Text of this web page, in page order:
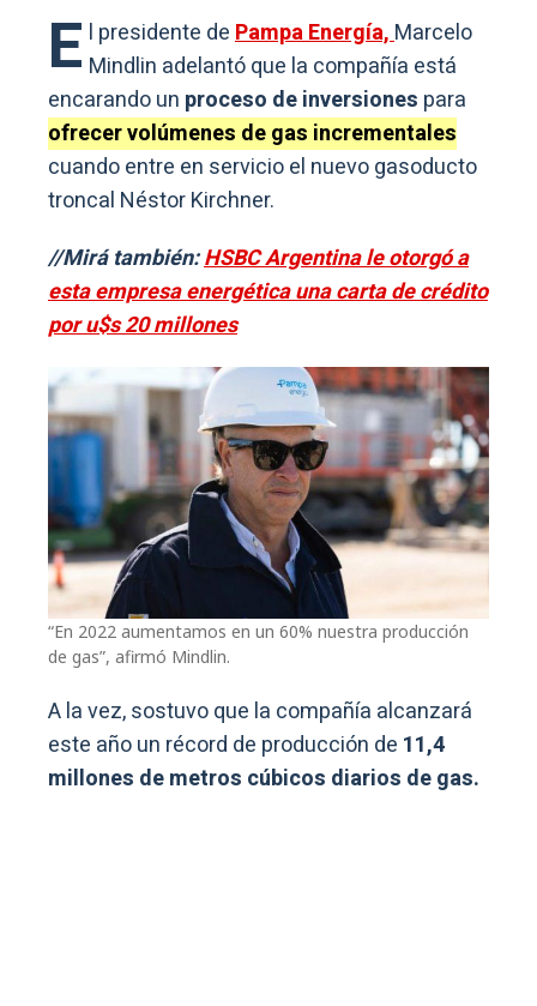
E l presidente dePampa Energía,Marcelo
Mindlin adelantó que la compañía está
encarando un proceso de inversiones para
ofrecer volúmenes de gas incrementales
cuando entre en servicio el nuevo gasoducto
troncal Néstor Kirchner.
//Mirá también:HSBC Argentina le otorgó a
esta empresa energética una carta de crédito
por u$s 20 millones
“En 2022 aumentamos en un 60% nuestra producción
de gas”, afirmó Mindlin.
A la vez, sostuvo que la compañía alcanzará
este año un récord de producción de 11,4
millones de metros cúbicos diarios de gas.